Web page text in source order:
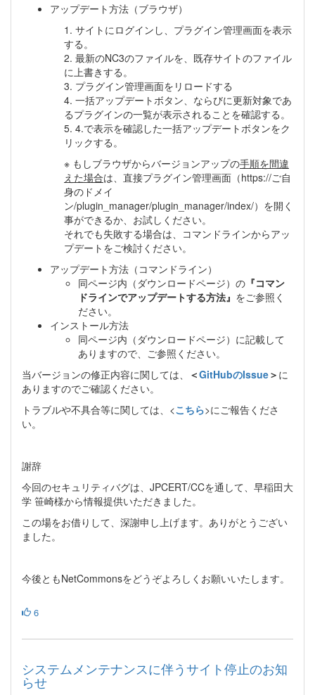
アップデート方法（ブラウザ）
1. サイトにログインし、プラグイン管理画面を表示
する。
2. 最新のNC3のファイルを、既存サイトのファイル
に上書きする。
3. プラグイン管理画面をリロードする
4. 一括アップデートボタン、ならびに更新対象であ
るプラグインの一覧が表示されることを確認する。
5. 4.で表示を確認した一括アップデートボタンをク
リックする。
※ もしブラウザからバージョンアップの手順を間違
えた場合は、直接プラグイン管理画面（https://ご自
身のドメイ
ン/plugin_manager/plugin_manager/index/）を開く
事ができるか、お試しください。
それでも失敗する場合は、コマンドラインからアッ
プデートをご検討ください。
アップデート方法（コマンドライン）
同ページ内（ダウンロードページ）の 『コマン
ドラインでアップデートする方法』 をご参照く
ださい。
インストール方法
同ページ内（ダウンロードページ）に記載して
ありますので、ご参照ください。
当バージョンの修正内容に関しては、
＜GitHubのIssue＞ に
ありますのでご確認ください。
トラブルや不具合等に関しては、<こちら>にご報告くださ
い。
謝辞
今回のセキュリティバグは、JPCERT/CCを通して、早稲田大
学 笹崎様から情報提供いただきました。
この場をお借りして、深謝申し上げます。ありがとうござい
ました。
今後ともNetCommonsをどうぞよろしくお願いいたします。
6
システムメンテナンスに伴うサイト停止のお知
らせ